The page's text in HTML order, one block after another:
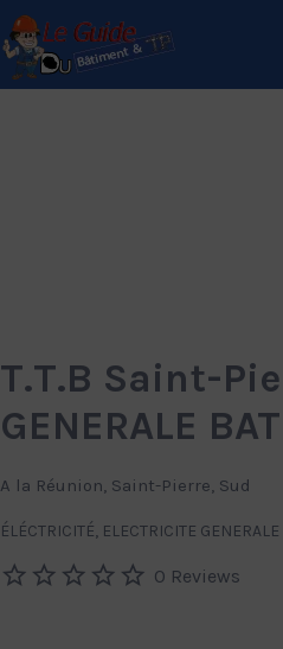
Rechercher:
T.T.B Saint-
GENERALE
A la Réunion, Saint-Pierre, Sud
ÉLÉCTRICITÉ ELECTRICITE
0 Reviews